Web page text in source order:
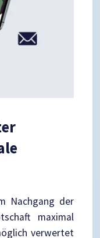
Nachgang der
maximal
verwertet